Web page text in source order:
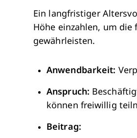
Ein langfristiger
Höhe einzahlen, um
gewährleisten.
Anwendbarkeit:
Anspruch:
können freiwillig
Beitrag: